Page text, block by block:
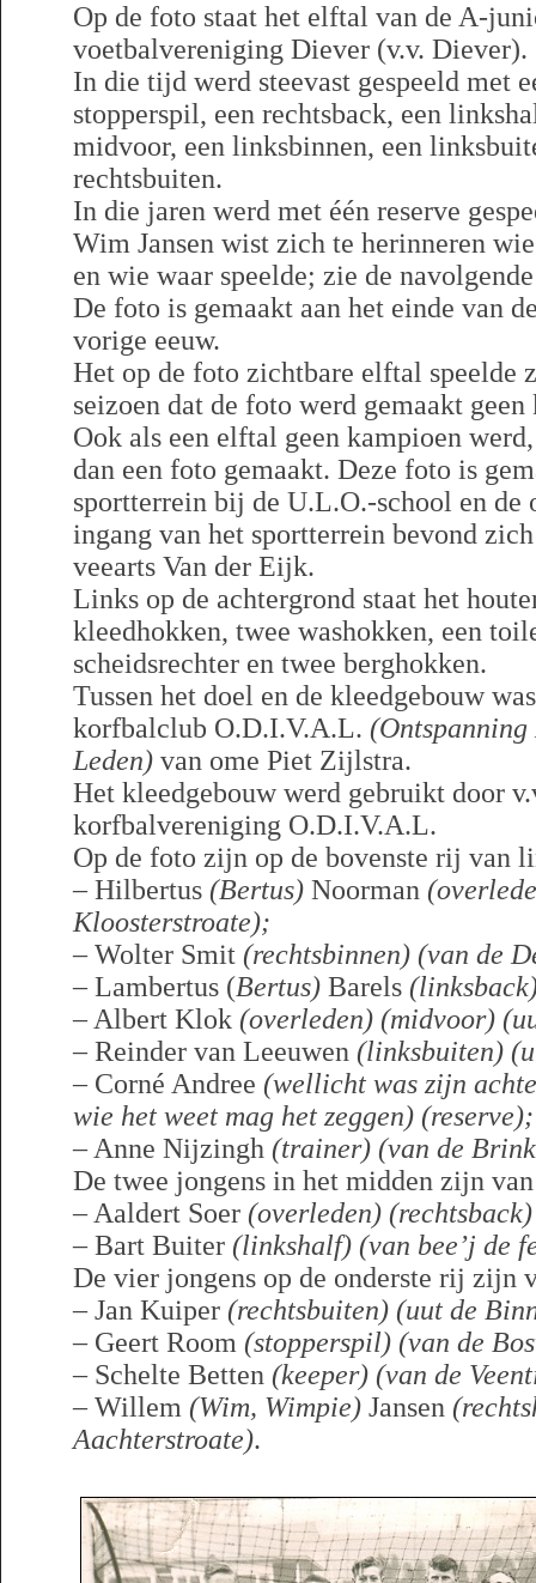
Op de foto staat het elftal van de A-
voetbalvereniging Diever (v.v. Diever).
In die tijd werd steevast gespeeld met
stopperspil, een rechtsback, een
midvoor, een linksbinnen, een
rechtsbuiten.
In die jaren werd met één reserve
Wim Jansen wist zich te herinneren
en wie waar speelde; zie de
De foto is gemaakt aan het einde van
vorige eeuw.
Het op de foto zichtbare elftal speelde
seizoen dat de foto werd gemaakt geen
Ook als een elftal geen kampioen
dan een foto gemaakt. Deze foto is
sportterrein bij de U.L.O.-school en de
ingang van het sportterrein bevond
veearts Van der Eijk.
Links op de achtergrond staat het
kleedhokken, twee washokken, een
scheidsrechter en twee berghokken.
Tussen het doel en de kleedgebouw
korfbalclub O.D.I.V.A.L.
Leden) van ome Piet Zijlstra.
Het kleedgebouw werd gebruikt door
korfbalvereniging O.D.I.V.A.L.
Op de foto zijn op de bovenste rij van
– Hilbertus (Bertus) Noorman
Kloosterstroate);
– Wolter Smit (rechtsbinnen) (van de
– Lambertus (Bertus) Barels
– Albert Klok (overleden) (midvoor)
– Reinder van Leeuwen (linksbuiten)
– Corné Andree (wellicht was zijn
wie het weet mag het zeggen) (reserve);
– Anne Nijzingh (trainer) (van de
De twee jongens in het midden zijn
– Aaldert Soer (overleden)
– Bart Buiter (linkshalf) (van bee’j de
De vier jongens op de onderste rij zijn
– Jan Kuiper (rechtsbuiten) (uut de
– Geert Room (stopperspil) (van de
– Schelte Betten (keeper) (van de
– Willem (Wim, Wimpie) Jansen
Aachterstroate).